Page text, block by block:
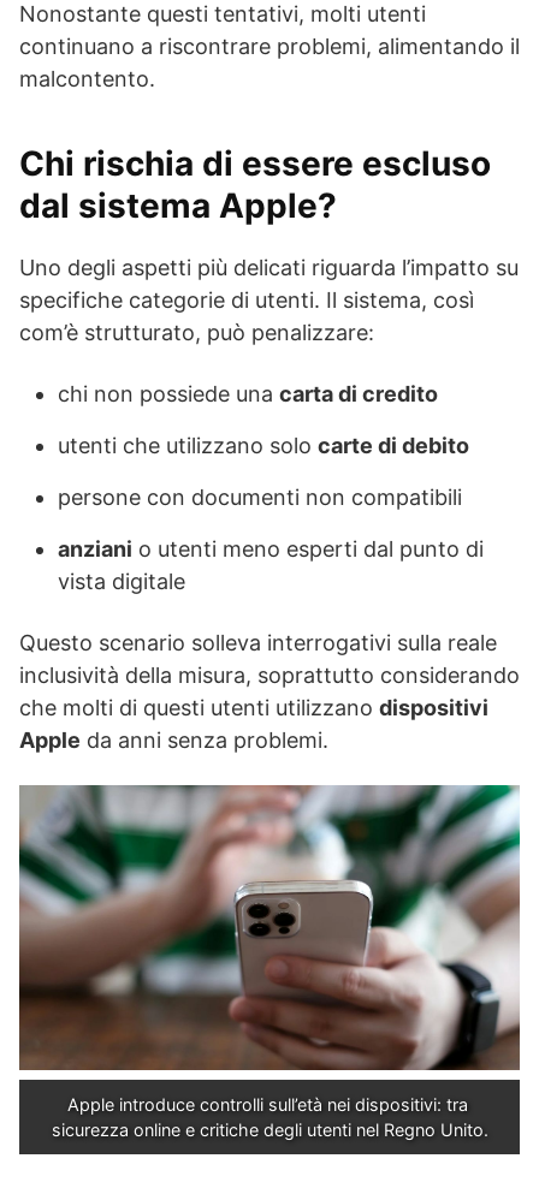
Nonostante questi tentativi, molti utenti
continuano a riscontrare problemi, alimentando il
malcontento.
Chi rischia di essere escluso
dal sistema Apple?
Uno degli aspetti più delicati riguarda l’impatto su
specifiche categorie di utenti. Il sistema, così
com’è strutturato, può penalizzare:
chi non possiede una carta di credito
utenti che utilizzano solo carte di debito
persone con documenti non compatibili
anziani o utenti meno esperti dal punto di
vista digitale
Questo scenario solleva interrogativi sulla reale
inclusività della misura, soprattutto considerando
che molti di questi utenti utilizzano dispositivi
Apple da anni senza problemi.
Apple introduce controlli sull’età nei dispositivi: tra
sicurezza online e critiche degli utenti nel Regno Unito.